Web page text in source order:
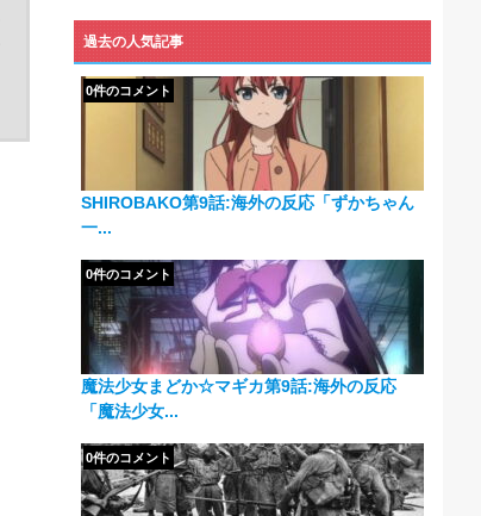
過去の人気記事
SHIROBAKO第9話:海外の反応「ずかちゃん
一...
0件のコメント
魔法少女まどか☆マギカ第9話:海外の反応
「魔法少女...
0件のコメント
0件のコメント